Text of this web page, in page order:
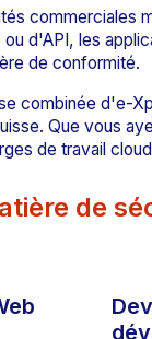
d'API, les
de conformité.
combinée d'e-
Que vous
de travail
de